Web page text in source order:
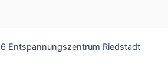
Entspannungszentrum Riedstadt